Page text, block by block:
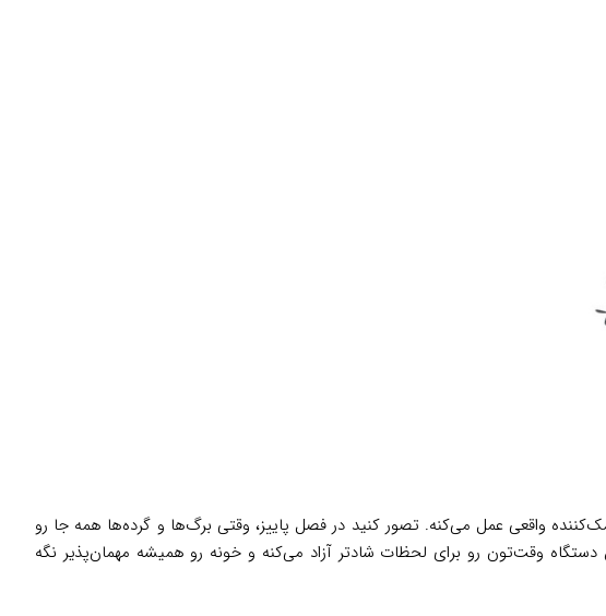
واقعی عمل می‌کنه. تصور کنید در فصل پاییز، وقتی برگ‌ها و گرده‌ها همه جا رو
وقت‌تون رو برای لحظات شادتر آزاد می‌کنه و خونه رو همیشه مهمان‌پذیر نگه